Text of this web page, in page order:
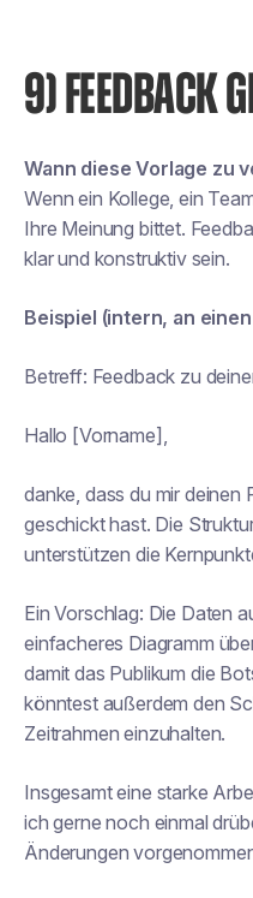
9) FEEDBACK
Wann diese Vorlage zu
Wenn ein Kollege, ein
Ihre Meinung bittet.
klar und konstruktiv sein.
Beispiel (intern, an
Betreff: Feedback zu
Hallo [Vorname],
danke, dass du mir
geschickt hast. Die
unterstützen die
Ein Vorschlag: Die Daten
einfacheres Diagramm
damit das Publikum die
könntest außerdem den
Zeitrahmen einzuhalten.
Insgesamt eine starke
ich gerne noch einmal
Änderungen